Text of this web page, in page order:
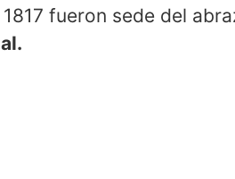
fueron sede del